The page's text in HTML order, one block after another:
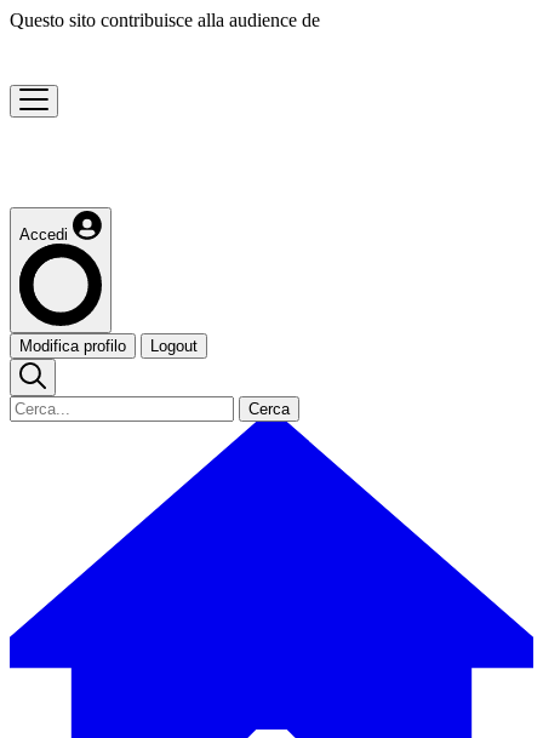
Questo sito contribuisce alla audience de
Accedi
Modifica profilo Logout
Cerca